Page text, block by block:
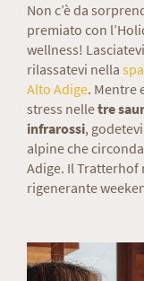
Non c’è da
premiato con
wellness!
rilassatevi nella
Alto Adige. Mentre
stress nelletre
infrarossi,
alpine che
Adige. Il Tratterhof
rigenerante